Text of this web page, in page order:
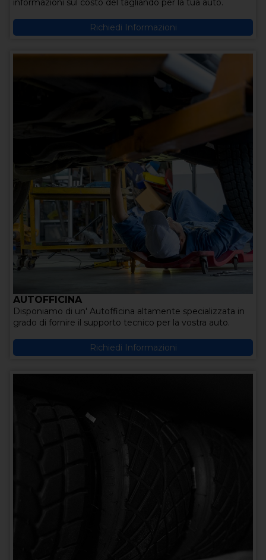
informazioni sul costo del tagliando per la tua auto.
Richiedi Informazioni
AUTOFFICINA
Disponiamo di un' Autofficina altamente specializzata in
grado di fornire il supporto tecnico per la vostra auto.
Richiedi Informazioni